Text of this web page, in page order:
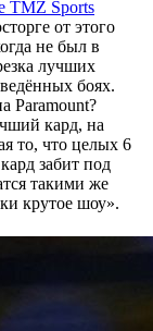
TMZ Sports
от этого
не был в
лучших
боях.
Paramount?
кард, на
то, что целых 6
забит под
такими же
крутое шоу».